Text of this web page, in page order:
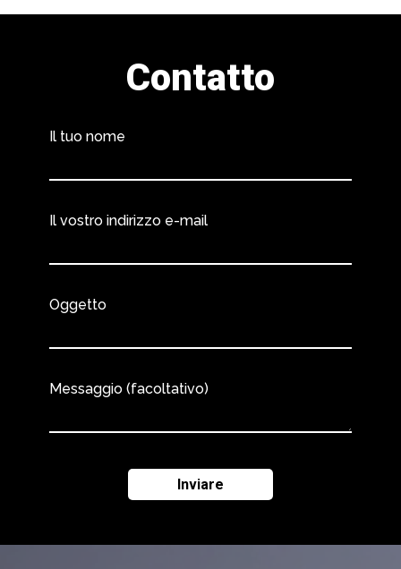
Contatto
Il tuo nome
Il vostro indirizzo e-mail
Oggetto
Messaggio (facoltativo)